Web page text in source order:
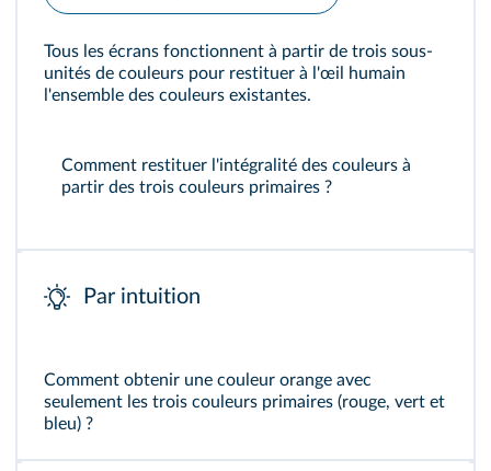
Tous les écrans fonctionnent à partir de trois sous-
unités de couleurs pour restituer à l'œil humain
l'ensemble des couleurs existantes.
Comment restituer l'intégralité des couleurs à
partir des trois couleurs primaires ?
Par intuition
Comment obtenir une couleur orange avec
seulement les trois couleurs primaires (rouge, vert et
bleu) ?